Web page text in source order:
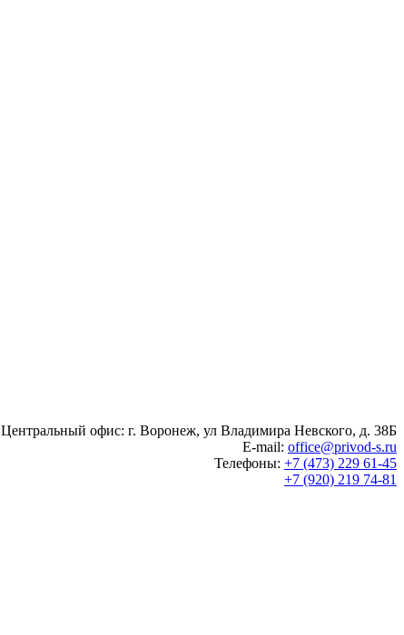
Центральный офис: г. Воронеж, ул Владимира Невского, д. 38Б
E-mail: office@privod-s.ru
Телефоны: +7 (473) 229 61-45
+7 (920) 219 74-81